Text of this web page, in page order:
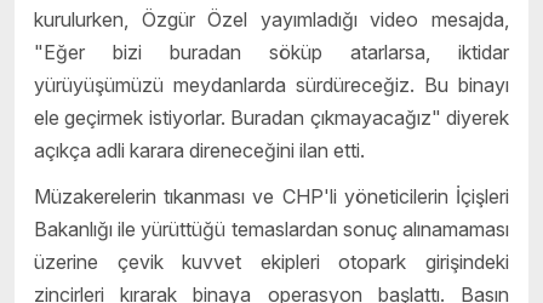
kurulurken, Özgür Özel yayımladığı video mesajda,
"Eğer bizi buradan söküp atarlarsa, iktidar
yürüyüşümüzü meydanlarda sürdüreceğiz. Bu binayı
ele geçirmek istiyorlar. Buradan çıkmayacağız" diyerek
açıkça adli karara direneceğini ilan etti.
Müzakerelerin tıkanması ve CHP'li yöneticilerin İçişleri
Bakanlığı ile yürüttüğü temaslardan sonuç alınamaması
üzerine çevik kuvvet ekipleri otopark girişindeki
zincirleri kırarak binaya operasyon başlattı. Basın